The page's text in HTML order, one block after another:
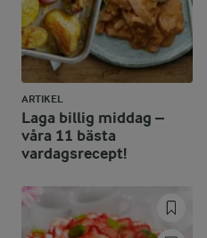
ARTIKEL
Laga billig middag –
våra 11 bästa
vardagsrecept!